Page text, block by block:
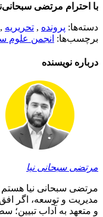
با احترام مرتضی
دسته‌ها: پرونده , تحریریه ,
برچسب‌ها: انجمن علوم
درباره نویسنده
مرتضی سبحانی نیا
مرتضی سبحانی نیا
مدیریت و توسعه، اگر
و متعهد به آداب تبیین؛